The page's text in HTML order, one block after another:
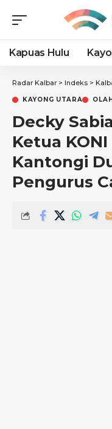
Kapuas Hulu
Radar Kalbar > Indeks >
KAYONG UTARA
Decky
Ketua
Kantongi
Pengurus